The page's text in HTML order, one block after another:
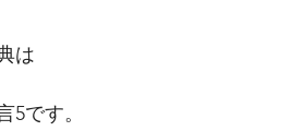
は
5です。